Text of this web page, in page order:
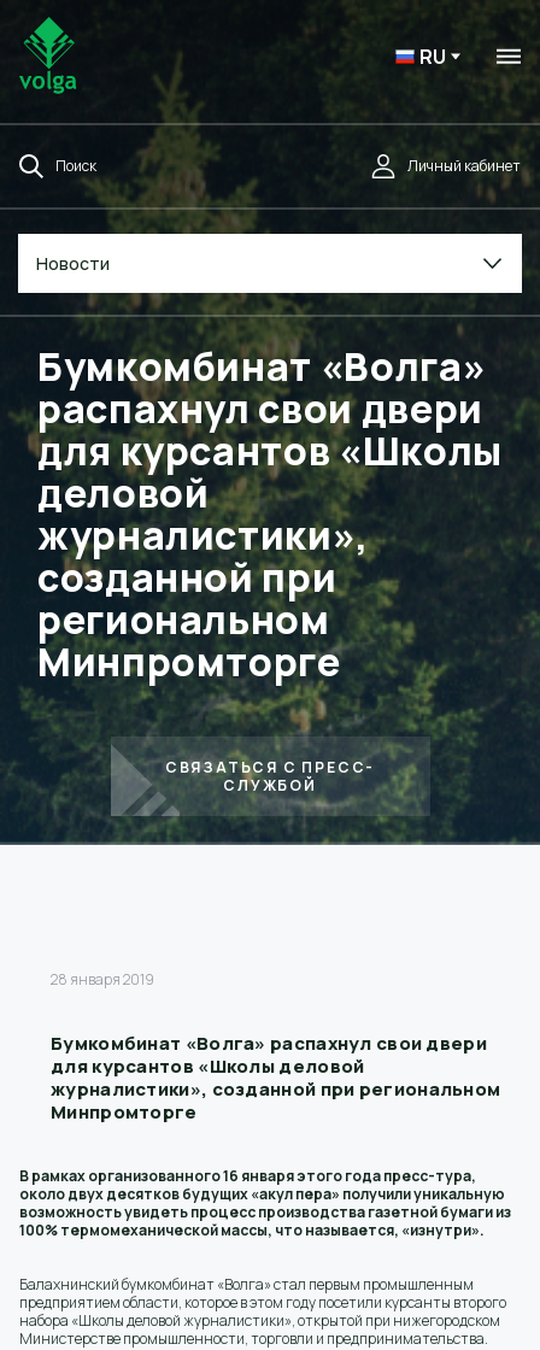
RU
Поиск Личный кабинет
Новости
Бумкомбинат «Волга»
распахнул свои двери
для курсантов «Школы
деловой
журналистики»,
созданной при
региональном
Минпромторге
СВЯЗАТЬСЯ С ПРЕСС-
СЛУЖБОЙ
28 января 2019
Бумкомбинат «Волга» распахнул свои двери
для курсантов «Школы деловой
журналистики», созданной при региональном
Минпромторге
В рамках организованного 16 января этого года пресс-тура,
около двух десятков будущих «акул пера» получили уникальную
возможность увидеть процесс производства газетной бумаги из
100% термомеханической массы, что называется, «изнутри».
Балахнинский бумкомбинат «Волга» стал первым промышленным
предприятием области, которое в этом году посетили курсанты второго
набора «Школы деловой журналистики», открытой при нижегородском
Министерстве промышленности, торговли и предпринимательства.